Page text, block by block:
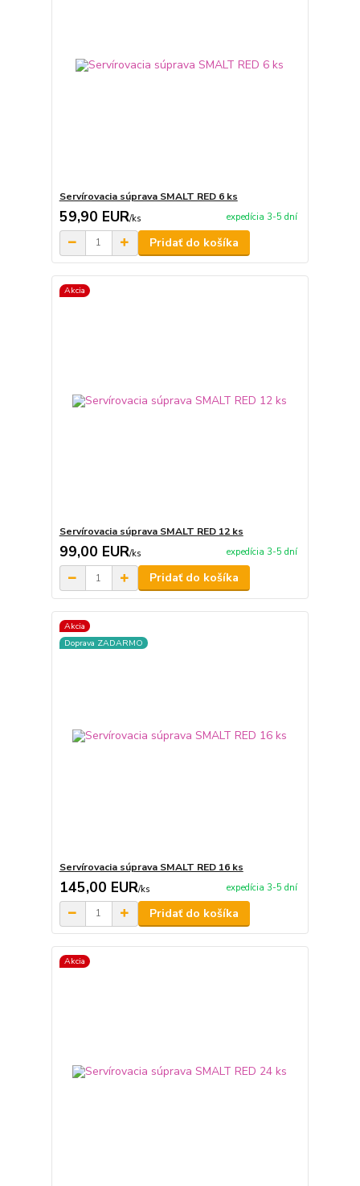
Servírovacia súprava SMALT RED 6 ks
59,90 EUR/ks expedícia 3-5 dní
Pridať do košíka
Akcia
Servírovacia súprava SMALT RED 12 ks
99,00 EUR/ks expedícia 3-5 dní
Pridať do košíka
Akcia
Doprava ZADARMO
Servírovacia súprava SMALT RED 16 ks
145,00 EUR/ks expedícia 3-5 dní
Pridať do košíka
Akcia